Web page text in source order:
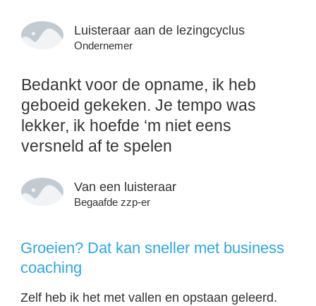
Luisteraar aan de lezingcyclus
Ondernemer
Bedankt voor de opname, ik heb
geboeid gekeken. Je tempo was
lekker, ik hoefde ‘m niet eens
versneld af te spelen
Van een luisteraar
Begaafde zzp-er
Groeien? Dat kan sneller met business
coaching
Zelf heb ik het met vallen en opstaan geleerd.